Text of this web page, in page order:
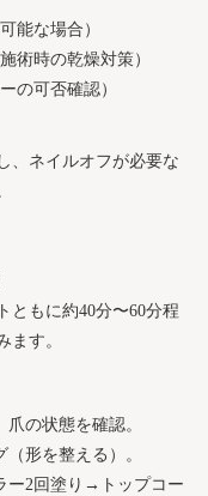
能な場合）
術時の乾燥対策）
の可否確認）
、ネイルオフが必要な
ともに約40分〜60分程
ます。
の状態を確認。
形を整える）。
ー2回塗り→トップコー